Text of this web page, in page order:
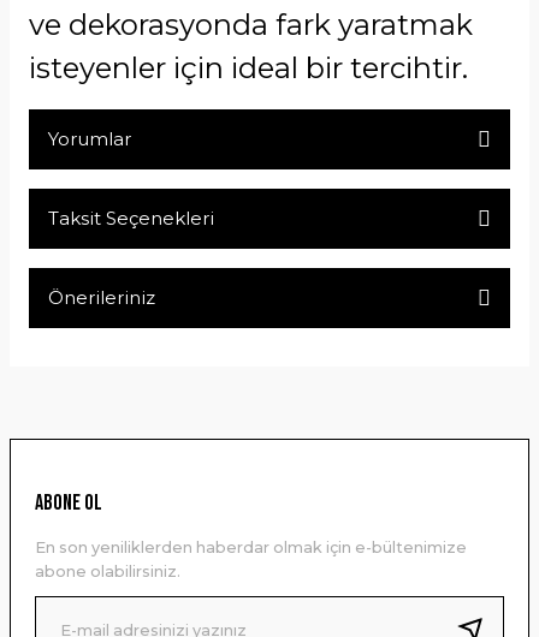
ve dekorasyonda fark yaratmak
isteyenler için ideal bir tercihtir.
Yorumlar
Taksit Seçenekleri
Önerileriniz
Ürün resmi kalitesiz, bozuk veya görüntülenemiyor.
Ürün bilgilerinde hatalar bulunuyor.
Ürün fiyatı diğer sitelerden daha pahalı.
Bu ürüne benzer farklı alternatifler olmalı.
ABONE OL
En son yeniliklerden haberdar olmak için e-bültenimize
abone olabilirsiniz.